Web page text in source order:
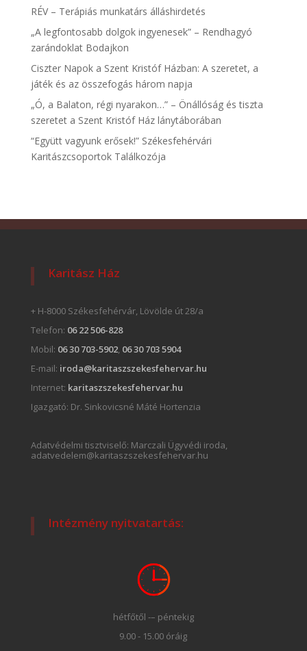
RÉV – Terápiás munkatárs álláshirdetés
„A legfontosabb dolgok ingyenesek” – Rendhagyó
zarándoklat Bodajkon
Ciszter Napok a Szent Kristóf Házban: A szeretet, a
játék és az összefogás három napja
„Ó, a Balaton, régi nyarakon…” – Önállóság és tiszta
szeretet a Szent Kristóf Ház lánytáborában
“Együtt vagyunk erősek!” Székesfehérvári
Karitászcsoportok Találkozója
Karitász Ház
+ H-8000 Székesfehérvár, Lövölde út 28/a
Telefon: 06 22 506-828
Mobil: 06 30 703-5902, 06 30 703 5904
E-mail: iroda@karitaszszekesfehervar.hu
Internet: karitaszszekesfehervar.hu
Igazgató: Dr. Sinkovicsné Máté Hortenzia
Adatvédelmi tisztviselő: Marczali Ügyvédi iroda,
adatvedelem@karitaszszekesfehervar.hu
Intézmény nyitvatartás:
hétfőtől -– péntekig
9.00 - 15.00 óráig